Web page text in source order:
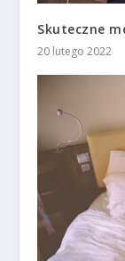
Skuteczne
20 lutego 2022